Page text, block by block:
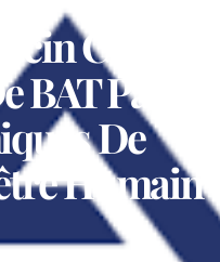
Contre
Passe
De
Humain